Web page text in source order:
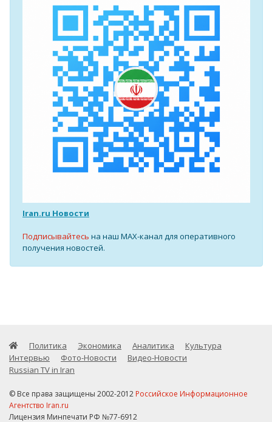
Iran.ru Новости
Подписывайтесь на наш MAX-канал для оперативного
получения новостей.
Политика Экономика Аналитика
Культура
Интервью
Фото-Новости
Видео-Новости
Russian TV in Iran
© Все права защищены 2002-2012 Российское Информационное
Агентство Iran.ru
Лицензия Минпечати РФ №77-6912